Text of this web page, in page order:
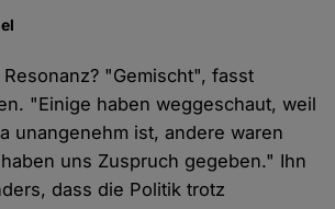
"Gemischt", fasst
"Einige haben weggeschaut, weil
unangenehm ist, andere waren
uns Zuspruch gegeben." Ihn
dass die Politik trotz